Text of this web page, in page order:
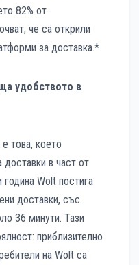
82% от
че са открили
за доставка.*
удобството в
това, което
в част от
Wolt постига
доставки, със
36 минути. Тази
приблизително
на Wolt са